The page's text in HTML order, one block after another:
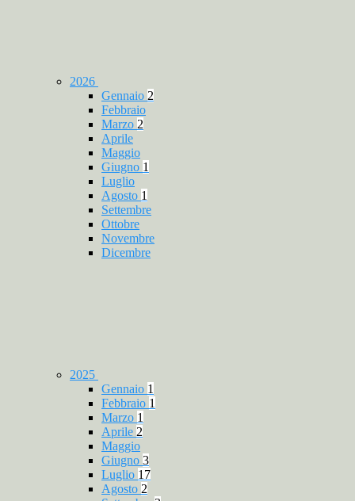
2026
Gennaio 2
Febbraio
Marzo 2
Aprile
Maggio
Giugno 1
Luglio
Agosto 1
Settembre
Ottobre
Novembre
Dicembre
2025
Gennaio 1
Febbraio 1
Marzo 1
Aprile 2
Maggio
Giugno 3
Luglio 17
Agosto 2